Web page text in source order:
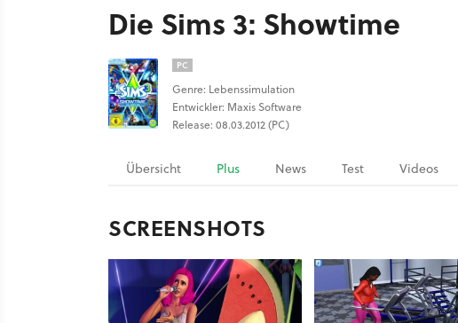
Die Sims 3: Showtime
PC
Genre: Lebenssimulation
Entwickler: Maxis Software
Release: 08.03.2012 (PC)
Übersicht Plus News Test Videos
SCREENSHOTS